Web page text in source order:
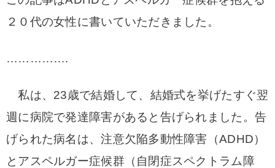
２０代の女性に書いていただきました。
…………….
私は、23歳で結婚して、結婚式を挙げたすぐ翌
週に病院で発達障害があると告げられました。告
げられた病名は、注意欠陥多動性障害（ADHD）
とアスペルガー症候群（自閉症スペクトラム障